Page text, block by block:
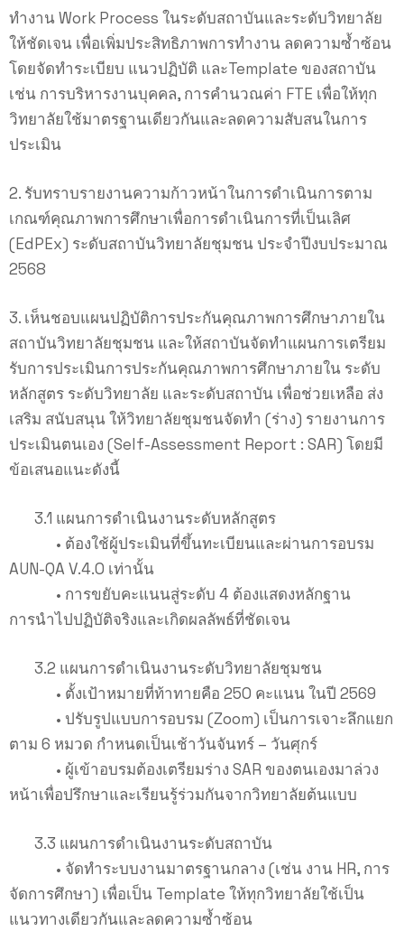
ทำงาน Work Process ในระดับสถาบันและระดับวิทยาลัย
ให้ชัดเจน เพื่อเพิ่มประสิทธิภาพการทำงาน ลดความซ้ำซ้อน
โดยจัดทำระเบียบ แนวปฏิบัติ และTemplate ของสถาบัน
เช่น การบริหารงานบุคคล, การคำนวณค่า FTE เพื่อให้ทุก
วิทยาลัยใช้มาตรฐานเดียวกันและลดความสับสนในการ
ประเมิน
2. รับทราบรายงานความก้าวหน้าในการดำเนินการตาม
เกณฑ์คุณภาพการศึกษาเพื่อการดำเนินการที่เป็นเลิศ
(EdPEx) ระดับสถาบันวิทยาลัยชุมชน ประจำปีงบประมาณ
2568
3. เห็นชอบแผนปฏิบัติการประกันคุณภาพการศึกษาภายใน
สถาบันวิทยาลัยชุมชน และให้สถาบันจัดทำแผนการเตรียม
รับการประเมินการประกันคุณภาพการศึกษาภายใน ระดับ
หลักสูตร ระดับวิทยาลัย และระดับสถาบัน เพื่อช่วยเหลือ ส่ง
เสริม สนับสนุน ให้วิทยาลัยชุมชนจัดทำ (ร่าง) รายงานการ
ประเมินตนเอง (Self-Assessment Report : SAR) โดยมี
ข้อเสนอแนะดังนี้
3.1 แผนการดำเนินงานระดับหลักสูตร
• ต้องใช้ผู้ประเมินที่ขึ้นทะเบียนและผ่านการอบรม
AUN-QA V.4.0 เท่านั้น
• การขยับคะแนนสู่ระดับ 4 ต้องแสดงหลักฐาน
การนำไปปฏิบัติจริงและเกิดผลลัพธ์ที่ชัดเจน
3.2 แผนการดำเนินงานระดับวิทยาลัยชุมชน
• ตั้งเป้าหมายที่ท้าทายคือ 250 คะแนน ในปี 2569
• ปรับรูปแบบการอบรม (Zoom) เป็นการเจาะลึกแยก
ตาม 6 หมวด กำหนดเป็นเช้าวันจันทร์ – วันศุกร์
• ผู้เข้าอบรมต้องเตรียมร่าง SAR ของตนเองมาล่วง
หน้าเพื่อปรึกษาและเรียนรู้ร่วมกันจากวิทยาลัยต้นแบบ
3.3 แผนการดำเนินงานระดับสถาบัน
• จัดทำระบบงานมาตรฐานกลาง (เช่น งาน HR, การ
จัดการศึกษา) เพื่อเป็น Template ให้ทุกวิทยาลัยใช้เป็น
แนวทางเดียวกันและลดความซ้ำซ้อน